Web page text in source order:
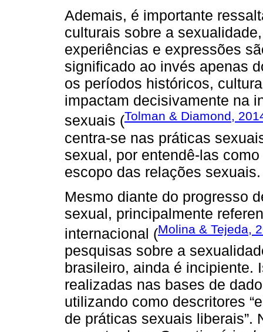
Ademais, é importante
culturais sobre a
experiências e expressões
significado ao invés apenas
os períodos históricos,
impactam decisivamente na
sexuais (Tolman & Diamond,
centra-se nas práticas
sexual, por entendê-las
escopo das relações sexuais.
Mesmo diante do progresso
sexual, principalmente
internacional (Molina & Tejeda,
pesquisas sobre a
brasileiro, ainda é incipiente.
realizadas nas bases de
utilizando como descritores
de práticas sexuais liberais”.